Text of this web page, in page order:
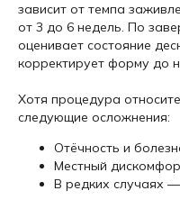
зависит от темпа
от 3 до 6 недель. По
оценивает состояние
корректирует форму до
Хотя процедура
следующие осложнения:
Отёчность и
Местный
В редких случаях